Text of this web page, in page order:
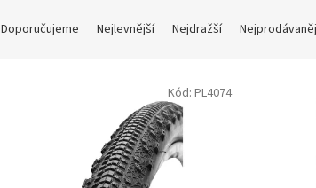
Doporučujeme Nejlevnější Nejdražší
Kód: PL4074